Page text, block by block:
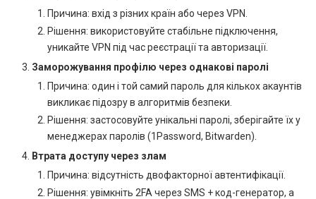
Причина: вхід з різних країн або через VPN.
Рішення: використовуйте стабільне підключення,
уникайте VPN під час реєстрації та авторизації.
Заморожування профілю через однакові паролі
Причина: один і той самий пароль для кількох акаунтів
викликає підозру в алгоритмів безпеки.
Рішення: застосовуйте унікальні паролі, зберігайте їх у
менеджерах паролів (1Password, Bitwarden).
Втрата доступу через злам
Причина: відсутність двофакторної автентифікації.
Рішення: увімкніть 2FA через SMS + код-генератор, а